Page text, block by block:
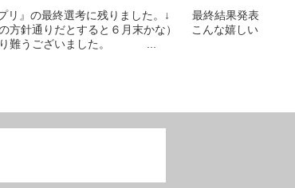
リ』の最終選考に残りました。↓ 最終結果発表
方針通りだとすると６月末かな） こんな嬉しい
り難うございました。 ...